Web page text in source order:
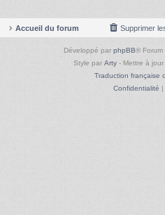
Accueil du forum Supprimer
Développé par phpBB® Forum
Style par Arty- Mettre à jour
Traduction française
Confidentialité |